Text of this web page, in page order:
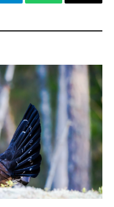
TelegramWhatsAppEmail